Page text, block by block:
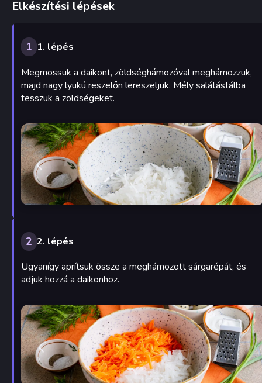
Elkészítési lépések
1 1. lépés
Megmossuk a daikont, zöldséghámozóval meghámozzuk,
majd nagy lyukú reszelőn lereszeljük. Mély salátástálba
tesszük a zöldségeket.
2 2. lépés
Ugyanígy aprítsuk össze a meghámozott sárgarépát, és
adjuk hozzá a daikonhoz.